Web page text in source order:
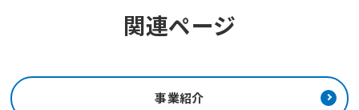
関連ページ
事業紹介